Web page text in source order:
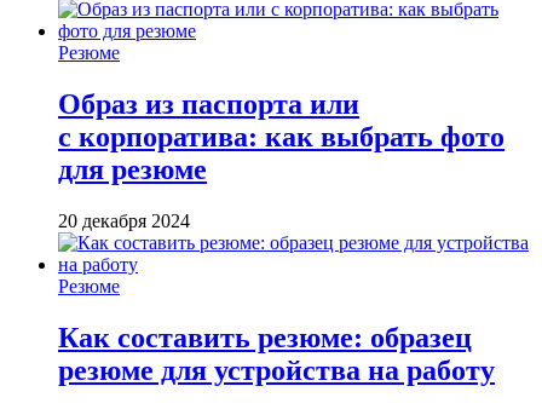
Резюме
Образ из паспорта или
с корпоратива: как выбрать фото
для резюме
20 декабря 2024
Резюме
Как составить резюме: образец
резюме для устройства на работу